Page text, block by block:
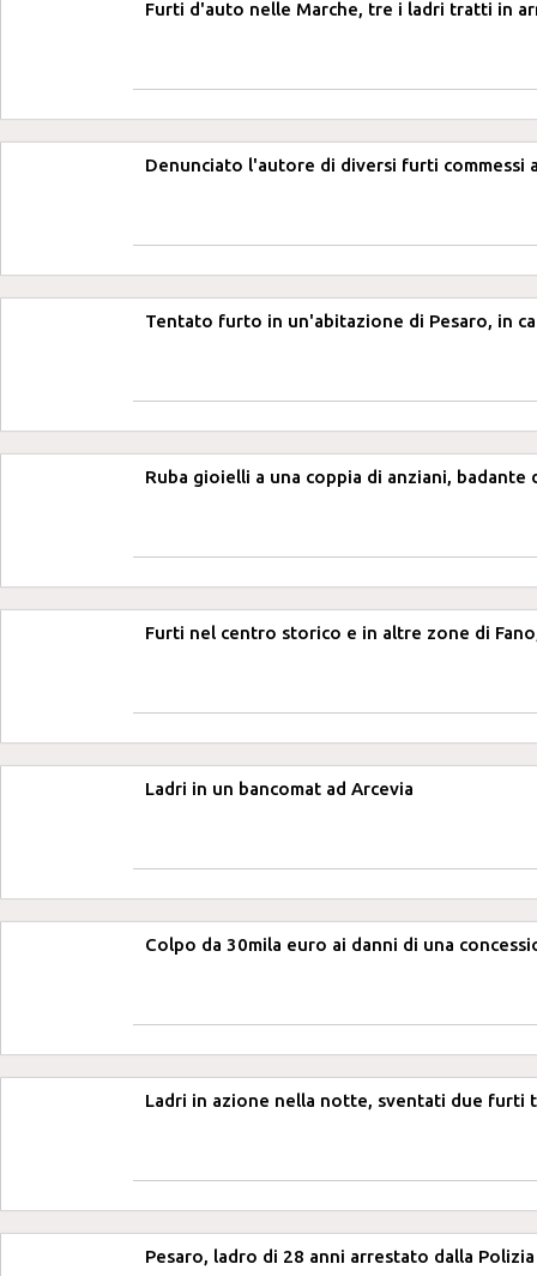
Furti d'auto nelle Marche, tre i ladri tratti in
Denunciato l'autore di diversi furti commessi
Tentato furto in un'abitazione di Pesaro, in
Ruba gioielli a una coppia di anziani, badante
Furti nel centro storico e in altre zone di
Ladri in un bancomat ad Arcevia
Colpo da 30mila euro ai danni di una
Ladri in azione nella notte, sventati due furti
Pesaro, ladro di 28 anni arrestato dalla